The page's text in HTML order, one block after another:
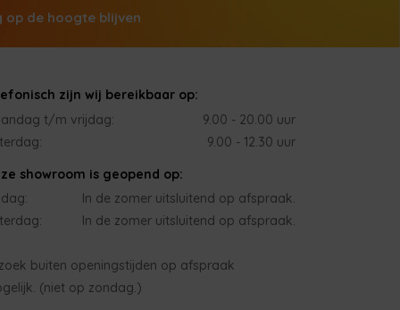
op de hoogte blijven
zijn wij bereikbaar op:
t/m vrijdag:
9.00 - 20.00 uur
9.00 - 12.30 uur
showroom is geopend op:
In de zomer uitsluitend op afspraak.
In de zomer uitsluitend op afspraak.
buiten openingstijden op afspraak
(niet op zondag.)